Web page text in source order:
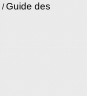
/ Guide des